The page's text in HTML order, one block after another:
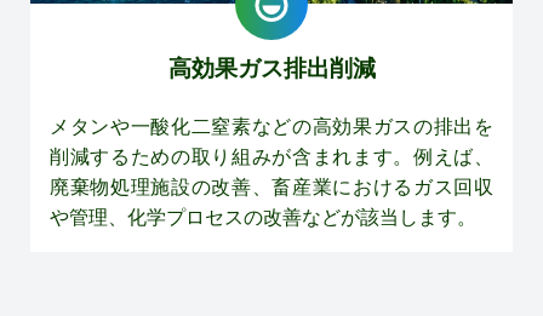
高効果ガス排出削減
メタンや一酸化二窒素などの高効果ガスの排出を
削減するための取り組みが含まれます。例えば、
廃棄物処理施設の改善、畜産業におけるガス回収
や管理、化学プロセスの改善などが該当します。